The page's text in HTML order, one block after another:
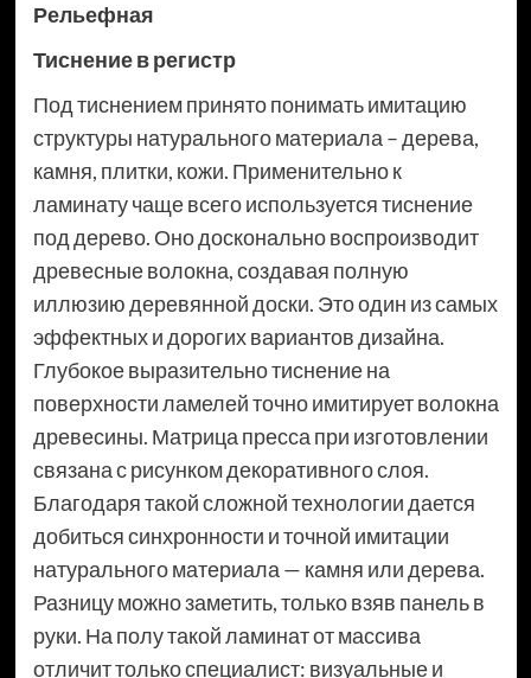
Рельефная
Тиснение в регистр
Под тиснением принято понимать имитацию
структуры натурального материала – дерева,
камня, плитки, кожи. Применительно к
ламинату чаще всего используется тиснение
под дерево. Оно досконально воспроизводит
древесные волокна, создавая полную
иллюзию деревянной доски. Это один из самых
эффектных и дорогих вариантов дизайна.
Глубокое выразительно тиснение на
поверхности ламелей точно имитирует волокна
древесины. Матрица пресса при изготовлении
связана с рисунком декоративного слоя.
Благодаря такой сложной технологии дается
добиться синхронности и точной имитации
натурального материала — камня или дерева.
Разницу можно заметить, только взяв панель в
руки. На полу такой ламинат от массива
отличит только специалист: визуальные и